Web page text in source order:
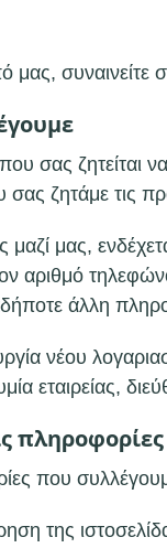
μας,
σας ζητείται
σας ζητάμε τις
μαζί μας,
αριθμό
άλλη
νέου
εταιρείας,
που
της